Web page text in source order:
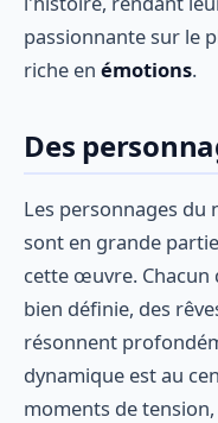
passionnante sur le
riche en émotions.
Des
Les personnages du
sont en grande
cette œuvre. Chacun
bien définie, des
résonnent
dynamique est au
moments de